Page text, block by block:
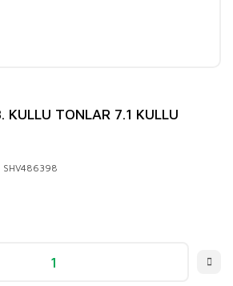
KULLU TONLAR 7.1 KULLU
SHV486398